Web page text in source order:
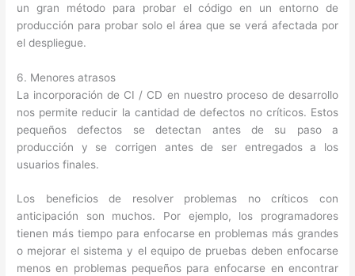
un gran método para probar el código en un entorno de
producción para probar solo el área que se verá afectada por
el despliegue.
6. Menores atrasos
La incorporación de CI / CD en nuestro proceso de desarrollo
nos permite reducir la cantidad de defectos no críticos. Estos
pequeños defectos se detectan antes de su paso a
producción y se corrigen antes de ser entregados a los
usuarios finales.
Los beneficios de resolver problemas no críticos con
anticipación son muchos. Por ejemplo, los programadores
tienen más tiempo para enfocarse en problemas más grandes
o mejorar el sistema y el equipo de pruebas deben enfocarse
menos en problemas pequeños para enfocarse en encontrar